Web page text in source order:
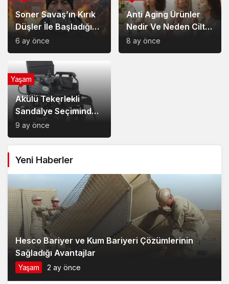
Soner Savaş’ın Kırık
Düşler İle Başladığı
Müzik Serüveni
6 ay önce
Anti Aging Ürünler
Nedir Ve Neden Cilt
Bakımında Temel Bir
Yerdedir?
8 ay önce
Akülü Tekerlekli
Sandalye Seçiminde
Dikkat Edilecek
Noktalar: Konfor,
Model Tercihi
9 ay önce
Yaşam
Yeni Haberler
Hesco Bariyer ve Kum Bariyeri Çözümlerinin
Sağladığı Avantajlar
Yaşam 2 ay önce